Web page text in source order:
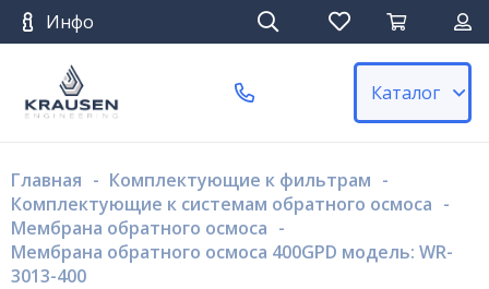
Инфо
Каталог
Главная - Комплектующие к фильтрам -
Комплектующие к системам обратного осмоса -
Мембрана обратного осмоса -
Мембрана обратного осмоса 400GPD модель: WR-
3013-400